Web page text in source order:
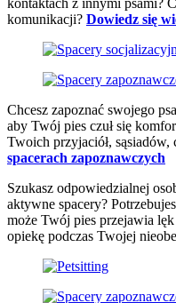
komunikacji? Dowiedz się
Chcesz zapoznać swojego
aby Twój pies czuł się
Twoich przyjaciół, sąsiadów,
spacerach zapoznawczych
Szukasz odpowiedzialnej
aktywne spacery?
może Twój pies przejawia
opiekę podczas Twojej